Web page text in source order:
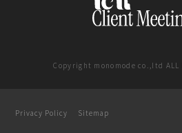
Copyright monomode co.,ltd ALL
Privacy Policy Sitemap